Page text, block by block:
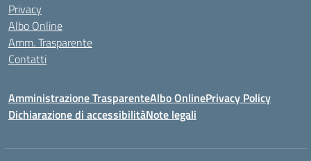
Privacy
Albo Online
Amm. Trasparente
Contatti
Amministrazione TrasparenteAlbo OnlinePrivacy Policy
Dichiarazione di accessibilitàNote legali